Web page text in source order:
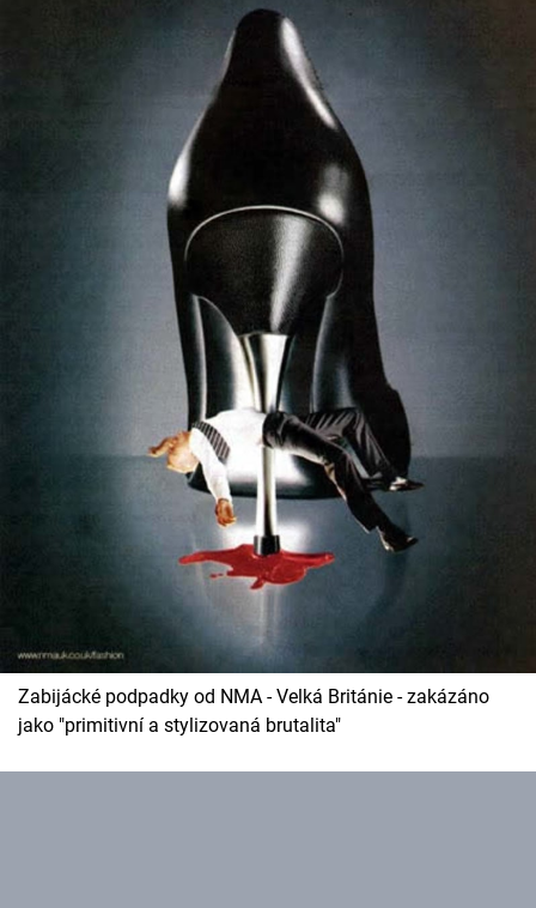
Zabijácké podpadky od NMA - Velká Británie - zakázáno
jako "primitivní a stylizovaná brutalita"